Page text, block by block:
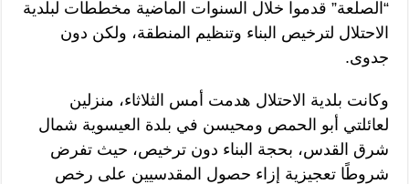
“الصلعة” قدموا خلال السنوات الماضية مخططات لبلدية
الاحتلال لترخيص البناء وتنظيم المنطقة، ولكن دون
جدوى.
وكانت بلدية الاحتلال هدمت أمس الثلاثاء، منزلين
لعائلتي أبو الحمص ومحيسن في بلدة العيسوية شمال
شرق القدس، بحجة البناء دون ترخيص، حيث تفرض
شروطًا تعجيزية إزاء حصول المقدسيين على رخص